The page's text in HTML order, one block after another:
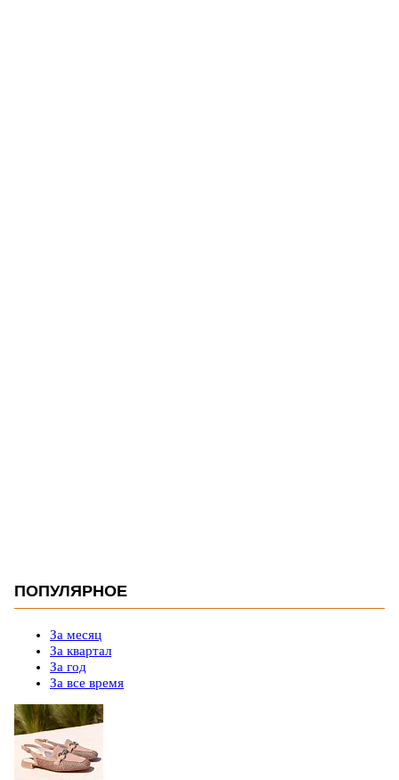
ПОПУЛЯРНОЕ
За месяц
За квартал
За год
За все время